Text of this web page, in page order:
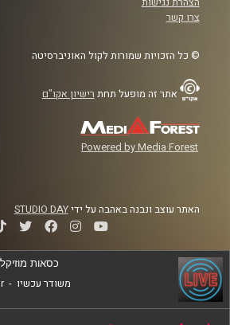
צרו קשר
© כל הזכויות שמורות לקול האוניברסיטה
אתר זה מופעל תחת רישיון אקו"ם
Powered by Media Forest
האתר עוצב ונבנה באהבה על ידיSTUDIO DAY
כסאות
משודר עכשיו -